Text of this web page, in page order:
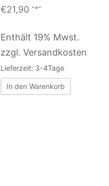
€21,90 "*"
Enthält 19% Mwst.
zzgl. Versandkosten
Lieferzeit: 3-4Tage
In den Warenkorb